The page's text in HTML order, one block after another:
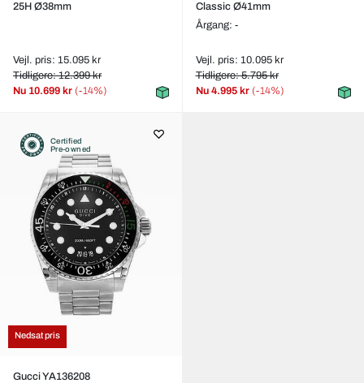
25H Ø38mm
Vejl. pris: 15.095 kr
Tidligere: 12.399 kr
Nu 10.699 kr (-14%)
Classic Ø41mm
Årgang: -
Vejl. pris: 10.095 kr
Tidligere: 5.795 kr
Nu 4.995 kr (-14%)
Certified
Pre-owned
Nedsat pris
Gucci YA136208